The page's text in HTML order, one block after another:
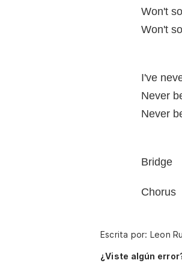
Won't
Won't
I've
Never
Never
Bridge
Chorus
Escrita por: Leon
¿Viste algún